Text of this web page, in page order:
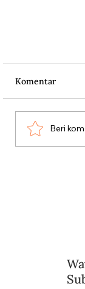
Komentar
Beri